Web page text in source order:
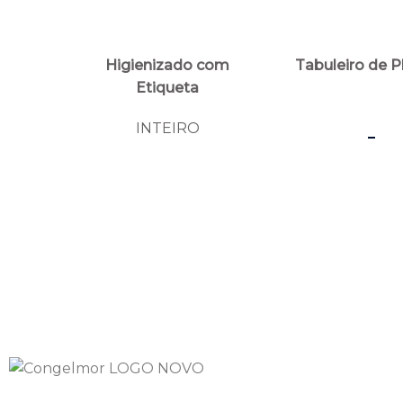
Higienizado com
Etiqueta
Tabuleiro de
INTEIRO -